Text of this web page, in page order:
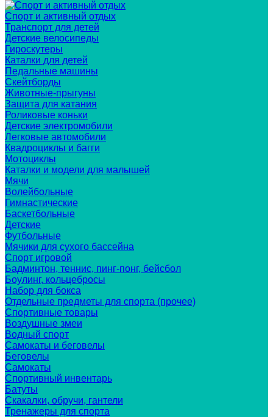
Спорт и активный отдых
Транспорт для детей
Детские велосипеды
Гироскутеры
Каталки для детей
Педальные машины
Скейтборды
Животные-прыгуны
Защита для катания
Роликовые коньки
Детские электромобили
Легковые автомобили
Квадроциклы и багги
Мотоциклы
Каталки и модели для малышей
Мячи
Волейбольные
Гимнастические
Баскетбольные
Детские
Футбольные
Мячики для сухого бассейна
Спорт игровой
Бадминтон, теннис, пинг-понг, бейсбол
Боулинг, кольцебросы
Набор для бокса
Отдельные предметы для спорта (прочее)
Спортивные товары
Воздушные змеи
Водный спорт
Самокаты и беговелы
Беговелы
Самокаты
Спортивный инвентарь
Батуты
Скакалки, обручи, гантели
Тренажеры для спорта